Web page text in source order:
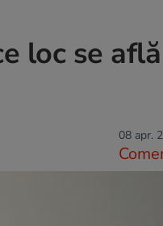
loc se află
08 apr.